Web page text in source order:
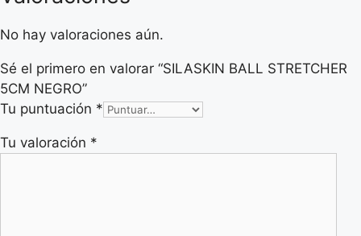
No hay valoraciones aún.
Sé el primero en valorar “SILASKIN BALL STRETCHER
5CM NEGRO”
Tu puntuación *
Tu valoración *